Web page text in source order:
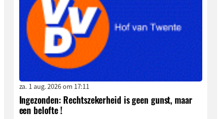
za. 1 aug. 2026 om 17:11
Ingezonden: Rechtszekerheid is geen gunst, maar
een belofte !